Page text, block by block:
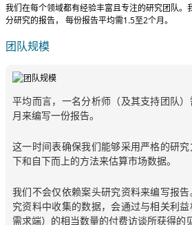
我们在每个领域都有经验丰富且专注的研究团队。
分研究的报告， 每份报告平均需1.5至2个月。
团队规模
平均而言，一名分析师（及其支持团队
月来编写一份报告。
这一时间表确保我们能够采用严格的研
下和自下而上的方法来估算市场数据。
我们不会仅依赖案头研究资料来编写报
究资料中收集的数据，会通过与相关利
需求端）的相当数量的付费访谈所获得的